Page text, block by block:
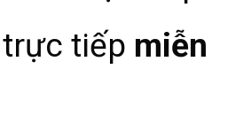
tiếp miễn